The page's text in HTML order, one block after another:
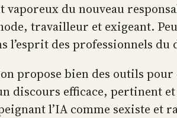
du nouveau
travailleur et exigeant.
des professionnels du
propose bien des outils
efficace, pertinent
l’IA comme sexiste et